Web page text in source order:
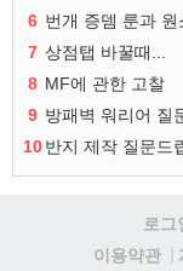
6 번개 증뎀 룬과 원
7 상점탭 바꿀때...
8 MF에 관한 고찰
9 방패벽 워리어 질
10반지 제작 질문드
로그
이용약관